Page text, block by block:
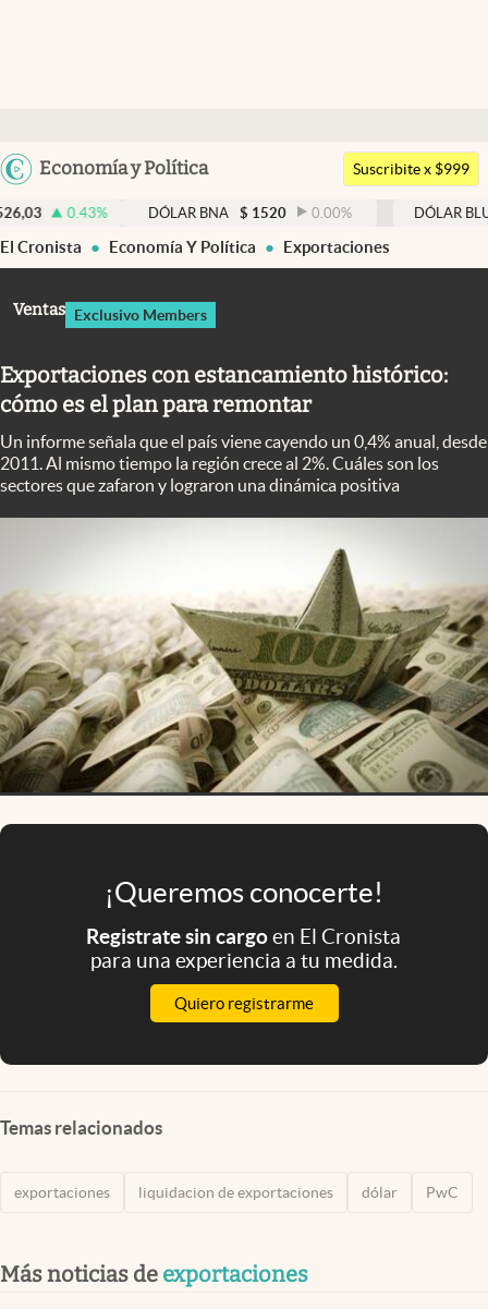
Argentina
Economía y Política
Members
Economía y Política
Finanzas y Mercados
Columnistas
Otras secciones
Apertura
Infotechnology
Mundial 2026
Eventos Corporativos
El Cronista Studio
Mediakit
abre en nueva pestaña
Suscribite x $999
% DÓLAR BNA $ 1520 0.00 % DÓLAR BLUE $ 1525
El Cronista Economía Y Política Exportaciones
Ventas Exclusivo Members
Exportaciones con estancamiento histórico:
cómo es el plan para remontar
Un informe señala que el país viene cayendo un 0,4% anual, desde
2011. Al mismo tiempo la región crece al 2%. Cuáles son los
sectores que zafaron y lograron una dinámica positiva
¡Queremos conocerte!
Registrate sin cargoen El Cronista
para una experiencia a tu medida.
Quiero registrarme
Temas relacionados
exportaciones liquidacion de exportaciones dólar PwC
Más noticias de exportaciones